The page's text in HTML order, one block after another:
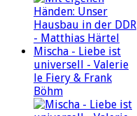
Mischa - Liebe ist
universell - Valerie
le Fiery & Frank
Böhm